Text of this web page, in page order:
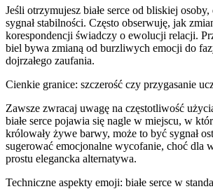
Jeśli otrzymujesz białe serce od bliskiej
sygnał stabilności. Często obserwuję, jak
korespondencji świadczy o ewolucji relacji.
biel bywa zmianą od burzliwych emocji do
dojrzałego zaufania.
Cienkie granice: szczerość czy przygasanie
Zawsze zwracaj uwagę na częstotliwość
białe serce pojawia się nagle w miejscu, w
królowały żywe barwy, może to być sygnał
sugerować emocjonalne wycofanie, choć dla
prostu elegancka alternatywa.
Techniczne aspekty emoji: białe serce w